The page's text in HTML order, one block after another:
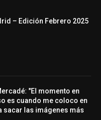
– Edición Febrero 2025
"El momento en
es cuando me coloco en
sacar las imágenes más